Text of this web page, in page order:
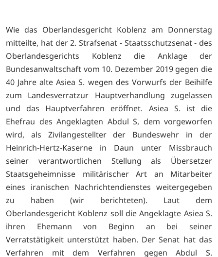
Wie das Oberlandesgericht Koblenz am Donnerstag
mitteilte, hat der 2. Strafsenat - Staatsschutzsenat - des
Oberlandesgerichts Koblenz die Anklage der
Bundesanwaltschaft vom 10. Dezember 2019 gegen die
40 Jahre alte Asiea S. wegen des Vorwurfs der Beihilfe
zum Landesverratzur Hauptverhandlung zugelassen
und das Hauptverfahren eröffnet. Asiea S. ist die
Ehefrau des Angeklagten Abdul S, dem vorgeworfen
wird, als Zivilangestellter der Bundeswehr in der
Heinrich-Hertz-Kaserne in Daun unter Missbrauch
seiner verantwortlichen Stellung als Übersetzer
Staatsgeheimnisse militärischer Art an Mitarbeiter
eines iranischen Nachrichtendienstes weitergegeben
zu haben (wir berichteten). Laut dem
Oberlandesgericht Koblenz soll die Angeklagte Asiea S.
ihren Ehemann von Beginn an bei seiner
Verratstätigkeit unterstützt haben. Der Senat hat das
Verfahren mit dem Verfahren gegen Abdul S.